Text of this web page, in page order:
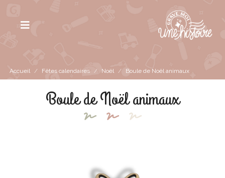
Accueil / Fêtes calendaires / Noël / Boule de Noël animaux
Boule de Noël animaux